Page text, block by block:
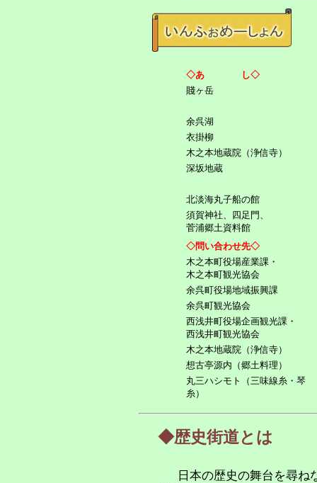
◇あ し◇
賤ヶ岳
余呉湖
衣掛柳
木之本地蔵院（浄信寺）
深坂地蔵
北淡海丸子船の館
須賀神社、四足門、
菅浦郷土資料館
◇問い合わせ先◇
木之本町役場産業課・
木之本町観光協会
余呉町役場地域振興課
余呉町観光協会
西浅井町役場企画観光課・
西浅井町観光協会
木之本地蔵院（浄信寺）
想古亭源内（郷土料理）
丸三ハシモト（三味線糸・琴
糸）
◆歴史街道とは
日本の歴史の舞台を尋